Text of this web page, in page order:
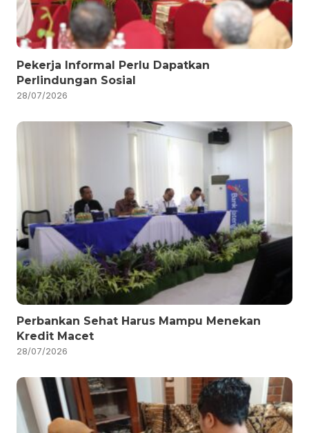
Pekerja Informal Perlu Dapatkan
Perlindungan Sosial
28/07/2026
Perbankan Sehat Harus Mampu Menekan
Kredit Macet
28/07/2026